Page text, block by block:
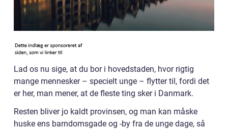
Lad os nu sige, at du bor i hovedstaden, hvor rigtig
mange mennesker – specielt unge – flytter til, fordi det
er her, man mener, at de fleste ting sker i Danmark.
Resten bliver jo kaldt provinsen, og man kan måske
huske ens barndomsgade og -by fra de unge dage, så